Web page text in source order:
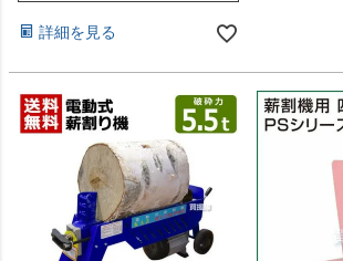
詳細を見る